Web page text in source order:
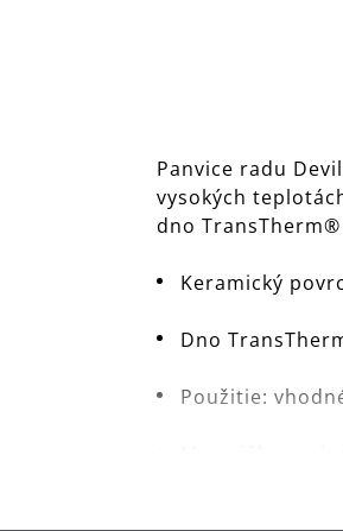
Panvice radu
vysokých
dno
Keramický
Dno
Použitie: